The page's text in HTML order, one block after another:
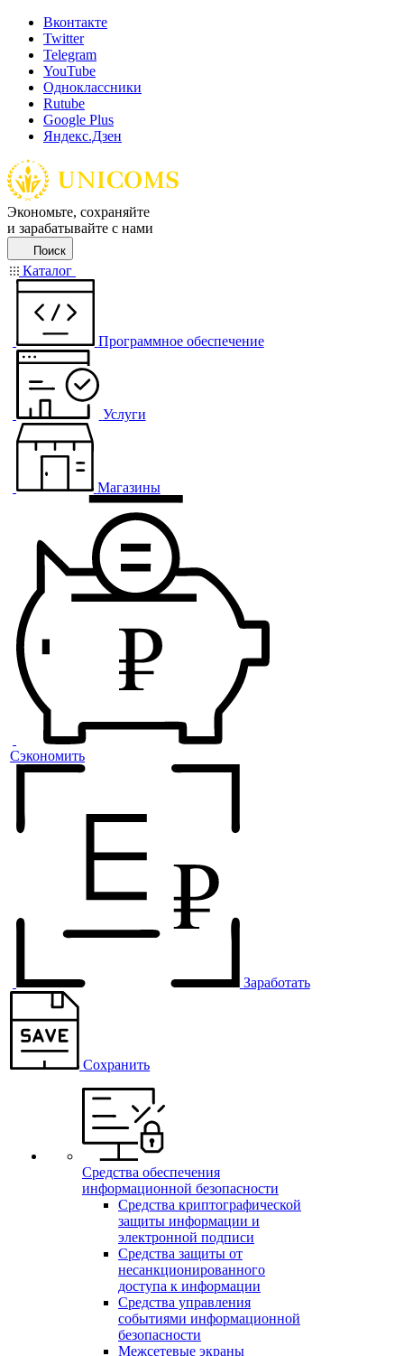
Вконтакте
Twitter
Telegram
YouTube
Одноклассники
Rutube
Google Plus
Яндекс.Дзен
Экономьте, сохраняйте
и зарабатывайте с нами
Поиск
Каталог
Программное обеспечение
Услуги
Магазины
Сэкономить
Заработать
Сохранить
Средства обеспечения
информационной безопасности
Средства криптографической
защиты информации и
электронной подписи
Средства защиты от
несанкционированного
доступа к информации
Средства управления
событиями информационной
безопасности
Межсетевые экраны